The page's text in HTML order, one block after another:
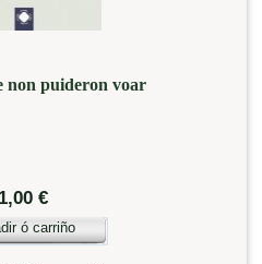
non puideron voar
€
ó carriño